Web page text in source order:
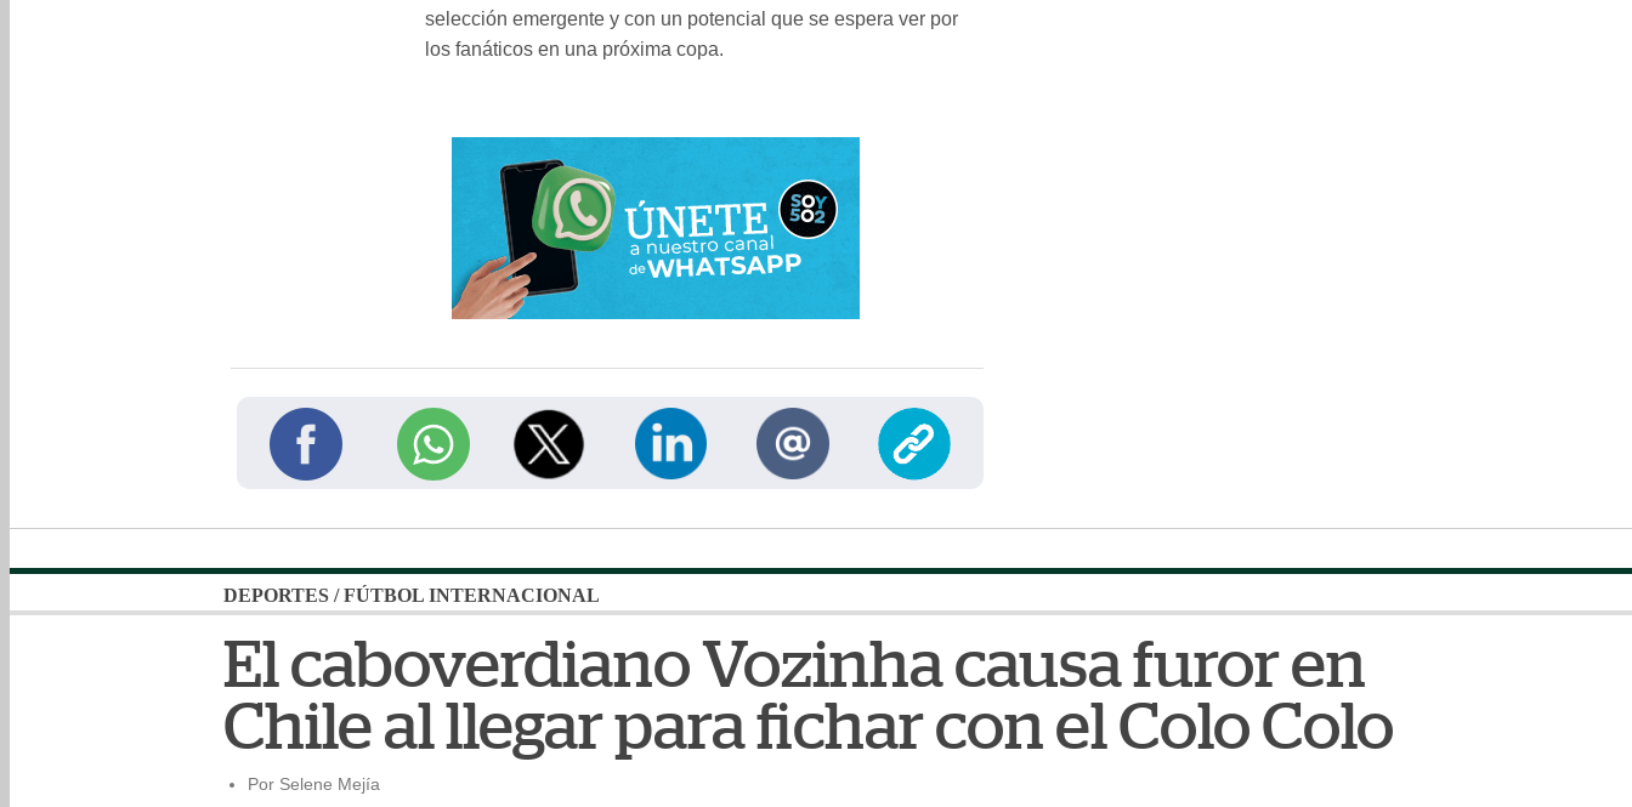
selección emergente y con un potencial que se espera ver por
los fanáticos en una próxima copa.
DEPORTES /FÚTBOL INTERNACIONAL
El caboverdiano Vozinha causa furor en
Chile al llegar para fichar con el Colo Colo
Por Selene Mejía